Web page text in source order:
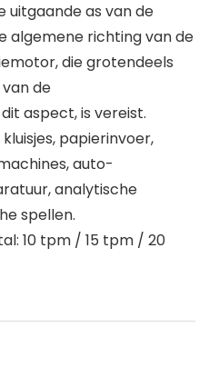
uitgaande as van de
algemene richting van de
die grotendeels
de
aspect, is vereist.
papierinvoer,
auto-
analytische
spellen.
10 tpm / 15 tpm / 20